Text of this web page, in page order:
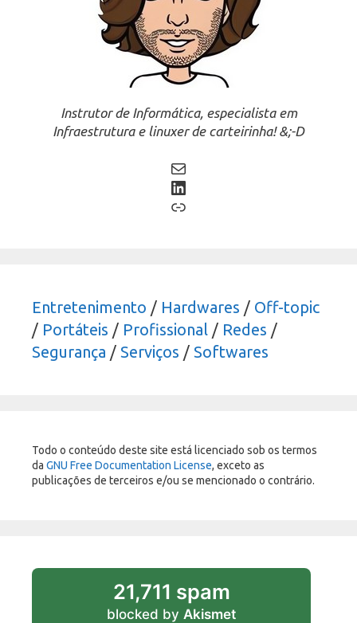
Instrutor de Informática, especialista em
Infraestrutura e linuxer de carteirinha! &;-D
Mail
LinkedIn
Link
Entretenimento / Hardwares / Off-topic
/ Portáteis / Profissional / Redes /
Segurança / Serviços / Softwares
Todo o conteúdo deste site está licenciado sob os termos
da GNU Free Documentation License, exceto as
publicações de terceiros e/ou se mencionado o contrário.
21,711 spam
blocked by Akismet